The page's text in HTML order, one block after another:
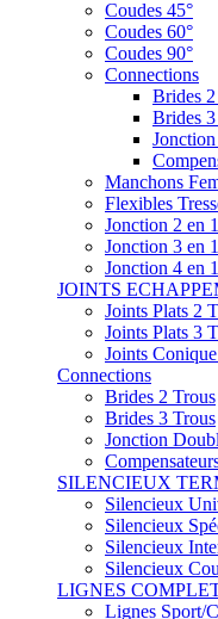
Coudes 45°
Coudes 60°
Coudes 90°
Connections
Brides
Brides
Manchons
Flexibles
Jonction 2 en 1
Jonction 3 en 1
Jonction 4 en 1
JOINTS
Joints Plats 2
Joints Plats 3
Joints
Connections
Brides 2 Trous
Brides 3 Trous
Jonction
SILENCIEUX
Silencieux
Silencieux
Silencieux
Silencieux
LIGNES
Lignes Sport/